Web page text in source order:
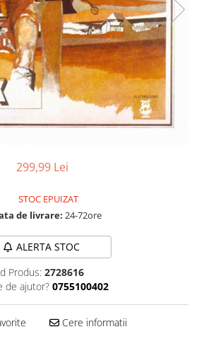
299,99 Lei
STOC EPUIZAT
de livrare: 24-72ore
ALERTA STOC
Produs: 2728616
de ajutor? 0755100402
Cere informatii